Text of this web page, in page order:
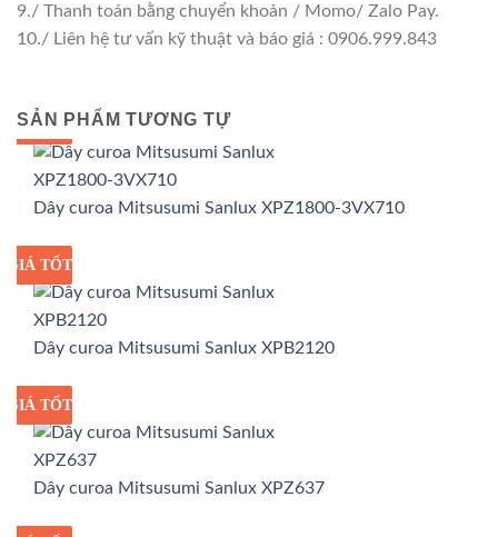
9./ Thanh toán bằng chuyển khoản / Momo/ Zalo Pay.
10./ Liên hệ tư vấn kỹ thuật và báo giá : 0906.999.843
SẢN PHẨM TƯƠNG TỰ
GIÁ SỈ
GIÁ TỐT
Dây curoa Mitsusumi Sanlux XPZ1800-3VX710
GIÁ SỈ
GIÁ TỐT
Dây curoa Mitsusumi Sanlux XPB2120
GIÁ SỈ
GIÁ TỐT
Dây curoa Mitsusumi Sanlux XPZ637